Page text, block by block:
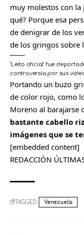
muy molestos con la
qué? Porque esa
de denigrar de los
de los gringos sobre
‘Leito oficial’ fue
controversia por sus
Portando un buzo
de color rojo, como
Moreno al barajarse
bastante cabello
imágenes que se
[embedded content]
REDACCIÓN
TAGGED: Venezuela